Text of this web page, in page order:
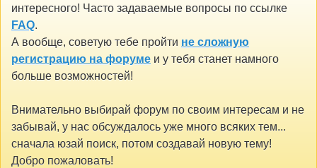
интересного! Часто задаваемые вопросы по ссылке
FAQ.
А вообще, советую тебе пройти не сложную
регистрацию на форуме и у тебя станет намного
больше возможностей!
Внимательно выбирай форум по своим интересам и не
забывай, у нас обсуждалось уже много всяких тем...
сначала юзай поиск, потом создавай новую тему!
Добро пожаловать!